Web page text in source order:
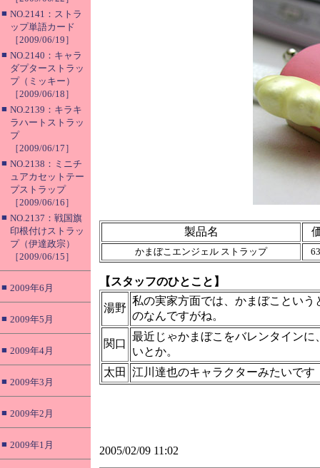
■ NO.2141：ストラ
ップ単語カード
［2009/06/19］
■ NO.2140：キャラ
ダプターストラッ
プ（ミッキー）
［2009/06/18］
■ NO.2139：キラキ
ラハートストラッ
プ
［2009/06/17］
■ NO.2138：ミニチ
ュアカセットテー
プストラップ
［2009/06/16］
■ NO.2137：戦国旗
印根付けストラッ
プ（伊達政宗）
［2009/06/15］
■ 2009年6月
■ 2009年5月
■ 2009年4月
■ 2009年3月
■ 2009年2月
■ 2009年1月
製品名
かまぼこエンジェル ストラップ
【スタッフのひとこと】
湯野
私の実家方面では、かまぼこという
のなんですがね。
関口
最近じゃかまぼこをバレンタインに
いとか。
太田
江川達也のキャラクターみたいです
2005/02/09 11:02